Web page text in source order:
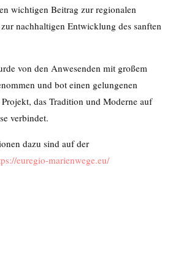
wichtigen Beitrag zur regionalen
nachhaltigen Entwicklung des sanften
von den Anwesenden mit großem
und bot einen gelungenen
das Tradition und Moderne auf
verbindet.
dazu sind auf der
euregio-marienwege.eu/